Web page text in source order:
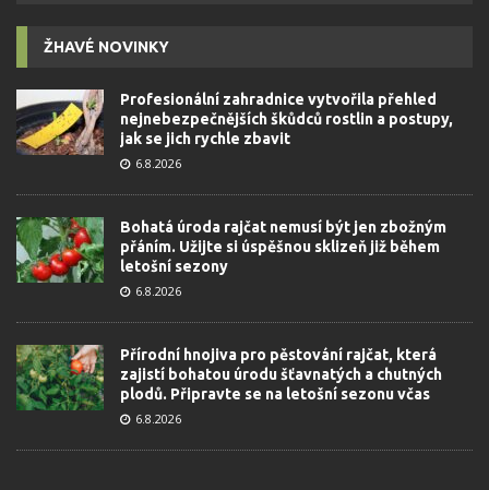
ŽHAVÉ NOVINKY
Profesionální zahradnice vytvořila přehled
nejnebezpečnějších škůdců rostlin a postupy,
jak se jich rychle zbavit
6.8.2026
Bohatá úroda rajčat nemusí být jen zbožným
přáním. Užijte si úspěšnou sklizeň již během
letošní sezony
6.8.2026
Přírodní hnojiva pro pěstování rajčat, která
zajistí bohatou úrodu šťavnatých a chutných
plodů. Připravte se na letošní sezonu včas
6.8.2026